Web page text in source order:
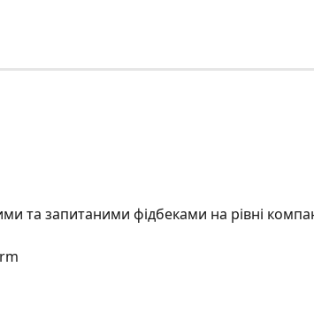
та запитаними фідбеками на рівні